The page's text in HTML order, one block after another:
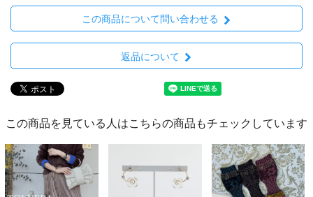
この商品について問い合わせる
返品について
この商品を見ている人はこちらの商品もチェックしています